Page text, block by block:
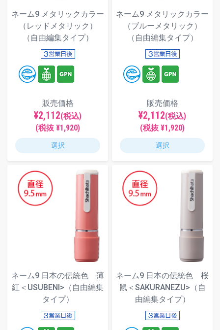
ネーム9 メタリックカラー
（レッドメタリック）
（自由編集タイプ）
販売価格
¥2,112(税込)
(税抜 ¥1,920)
選択
ネーム9 メタリックカラー
（ブルーメタリック）
（自由編集タイプ）
販売価格
¥2,112(税込)
(税抜 ¥1,920)
選択
ネーム9 日本の伝統色 薄
紅＜USUBENI>（自由編集
タイプ）
ネーム9 日本の伝統色 桜
鼠＜SAKURANEZU>（自
由編集タイプ）